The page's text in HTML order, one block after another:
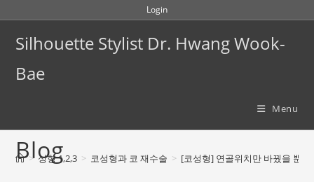
content
Login
Silhouette Stylist Dr. Hwang Wook-
Bae
Menu
Blog
> 성형 1,2,3 > 코성형과 코 재수술 > [코성형] 연골위치만 바꿨을 뿐인